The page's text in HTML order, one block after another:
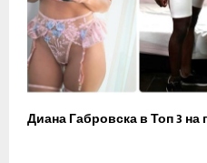
Диана Габровска в Топ 3